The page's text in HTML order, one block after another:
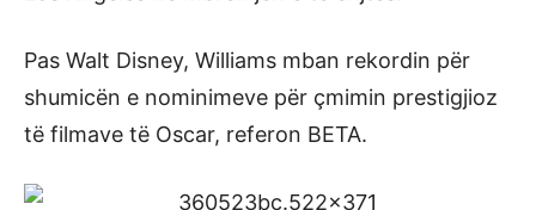
Pas Walt Disney, Williams mban rekordin për
shumicën e nominimeve për çmimin prestigjioz
të filmave të Oscar, referon BETA.